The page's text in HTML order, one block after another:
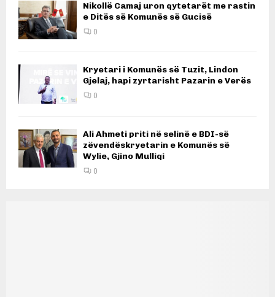
Nikollë Camaj uron qytetarët me rastin
e Ditës së Komunës së Gucisë
0
Kryetari i Komunës së Tuzit, Lindon
Gjelaj, hapi zyrtarisht Pazarin e Verës
0
Ali Ahmeti priti në selinë e BDI-së
zëvendëskryetarin e Komunës së
Wylie, Gjino Mulliqi
0